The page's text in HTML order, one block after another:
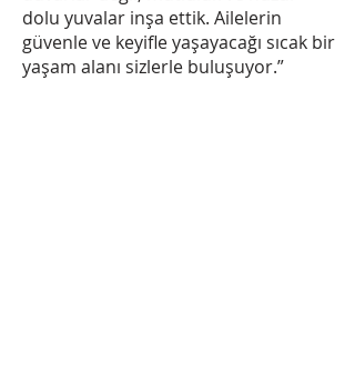
dolu yuvalar inşa ettik. Ailelerin
güvenle ve keyifle yaşayacağı sıcak bir
yaşam alanı sizlerle buluşuyor.”